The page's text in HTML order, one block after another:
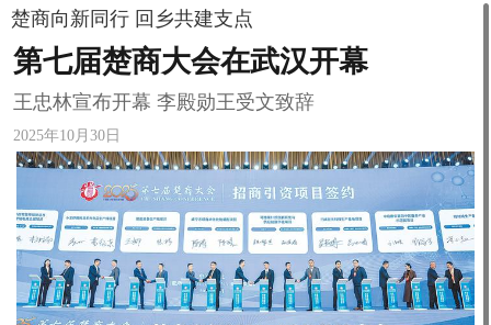
楚商向新同行 回乡共建支点
第七届楚商大会在武汉开幕
王忠林宣布开幕 李殿勋王受文致辞
2025年10月30日